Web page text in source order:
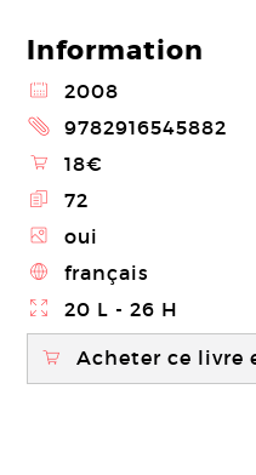
Information
@ 2008
2 9782916545882
\ 18€
E 72
Z oui
4 français
} 20 L - 26 H
\ Acheter ce livre